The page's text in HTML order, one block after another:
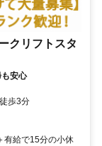
クリフトスタ
安心
歩3分
有給で15分の小休